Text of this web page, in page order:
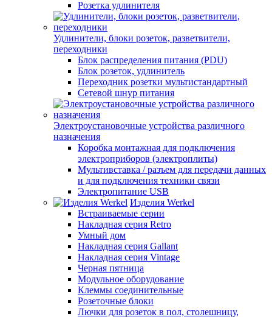
Розетка удлинителя
Удлинители, блоки розеток, разветвители,
переходники
Блок распределения питания (PDU)
Блок розеток, удлинитель
Переходник розетки мультистандартный
Сетевой шнур питания
Электроустановочные устройства различного
назначения
Коробка монтажная для подключения
электроприборов (электроплиты)
Мультивставка / разъем для передачи данных
и для подключения техники связи
Электропитание USB
Изделия Werkel
Встраиваемые серии
Накладная серия Retro
Умный дом
Накладная серия Gallant
Накладная серия Vintage
Черная пятница
Модульное оборудование
Клеммы соединительные
Розеточные блоки
Лючки для розеток в пол, столешницу,